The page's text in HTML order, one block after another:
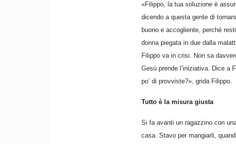
«Filippo, la tua soluzione è
dicendo a questa gente di
buono e accogliente, perché
donna piegata in due dalla
Filippo va in crisi. Non sa
Gesù prende l’iniziativa. Dice a
po’ di provviste?», grida Filippo.
Tutto è la misura giusta
Si fa avanti un ragazzino con
casa. Stavo per mangiarli,